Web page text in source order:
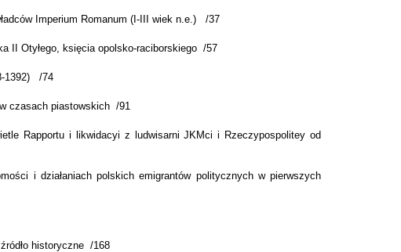
Imperium Romanum (I-III wiek n.e.) /37
II Otyłego, księcia opolsko-raciborskiego /57
1392) /74
czasach piastowskich /91
Rapportu i likwidacyi z ludwisarni JKMci i Rzeczypospolitey od
i działaniach polskich emigrantów politycznych w pierwszych
historyczne /168